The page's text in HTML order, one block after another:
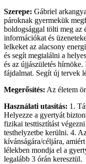
Szerepe: Gábriel
pároknak gyermekük
boldogsággal tölti meg az
információkat és
lelkeket az alacsony
és segít megtalálni a
és az újjászületés
fájdalmat. Segít új tervek
Megerősítés: Az életem
Használati utasítás: 1.
Helyezze a gyertyát
fizikai testtisztítást
testhelyzetbe kerülni. 4.
kívánságára/céljára,
lélekben mondja el a
legalább 3 órán keresztül.